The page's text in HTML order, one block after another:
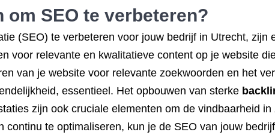
om SEO te verbeteren?
(SEO) te verbeteren voor jouw bedrijf in Utrecht,
voor relevante en kwalitatieve content op je website
van je website voor relevante zoekwoorden en het
essentieel. Het opbouwen van sterke
zijn ook cruciale elementen om de vindbaarheid
continu te optimaliseren, kun je de SEO van jouw